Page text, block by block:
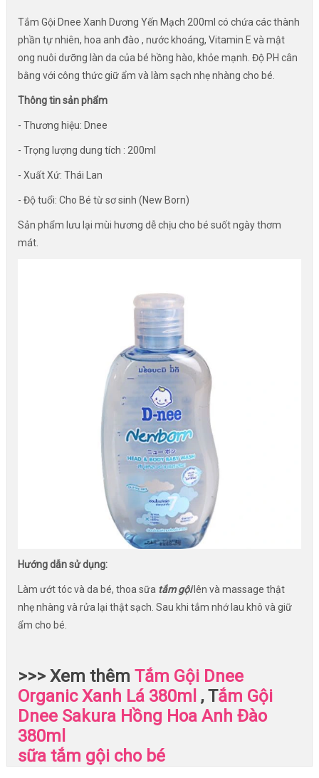
Tắm Gội Dnee Xanh Dương Yến Mạch 200ml có chứa các thành
phần tự nhiên, hoa anh đào , nước khoáng, Vitamin E và mật
ong nuôi dưỡng làn da của bé hồng hào, khỏe mạnh. Độ PH cân
bằng với công thức giữ ẩm và làm sạch nhẹ nhàng cho bé.
Thông tin sản phẩm
- Thương hiệu: Dnee
- Trọng lượng dung tích : 200ml
- Xuất Xứ: Thái Lan
- Độ tuổi: Cho Bé từ sơ sinh (New Born)
Sản phẩm lưu lại mùi hương dễ chịu cho bé suốt ngày thơm
mát.
Hướng dẫn sử dụng:
Làm ướt tóc và da bé, thoa sữa tắm gộilên và massage thật
nhẹ nhàng và rửa lại thật sạch. Sau khi tắm nhớ lau khô và giữ
ẩm cho bé.
>>> Xem thêm Tắm Gội Dnee
Organic Xanh Lá 380ml , Tắm Gội
Dnee Sakura Hồng Hoa Anh Đào
380ml
sữa tắm gội cho bé